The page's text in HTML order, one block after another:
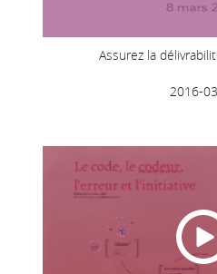
Assurez la
2016-